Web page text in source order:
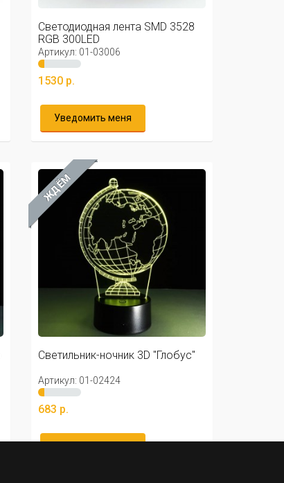
Светодиодная лента SMD 3528
RGB 300LED
Артикул: 01-03006
1530 р.
Уведомить меня
ЖДЁМ
Светильник-ночник 3D "Глобус"
Артикул: 01-02424
683 р.